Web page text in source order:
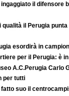
ingaggiato il difensore
qualità il Perugia
esordirà in
per il Perugia: è
A.C.Perugia Carlo
per tutti
fatto suo il